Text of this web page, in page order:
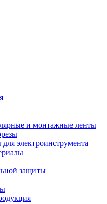
и монтажные ленты
электроинструмента
защиты